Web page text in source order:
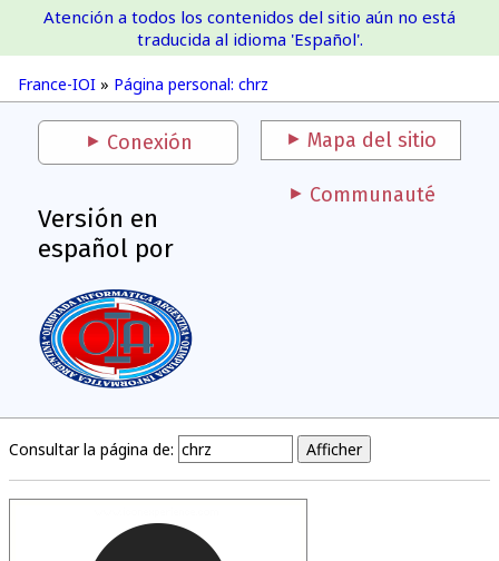
France-IOI
France-IOI » Página personal: chrz
Atención a todos los contenidos del sitio aún no está
traducida al idioma 'Español'.
Conexión Mapa del sitio
Versión en
español por
Communauté
Consultar la página de: